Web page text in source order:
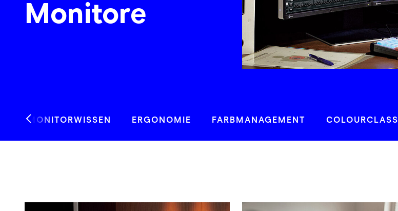
Monitore
MONITORWISSEN ERGONOMIE FARBMANAGEMENT COLOURCLASS